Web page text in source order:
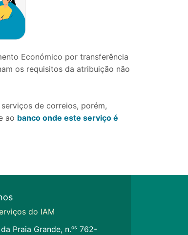
Económico por transferência
os requisitos da atribuição não
de correios, porém,
ao banco onde este serviço é
do IAM
Praia Grande, n.ᵒˢ 762-